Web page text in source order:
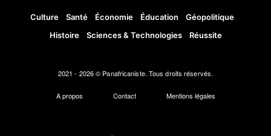
Culture Santé Économie Éducation
Géopolitique
Histoire
Sciences & Technologies Réussite
2021 - 2026 © Panafricaniste. Tous droits réservés.
A propos Contact Mentions légales